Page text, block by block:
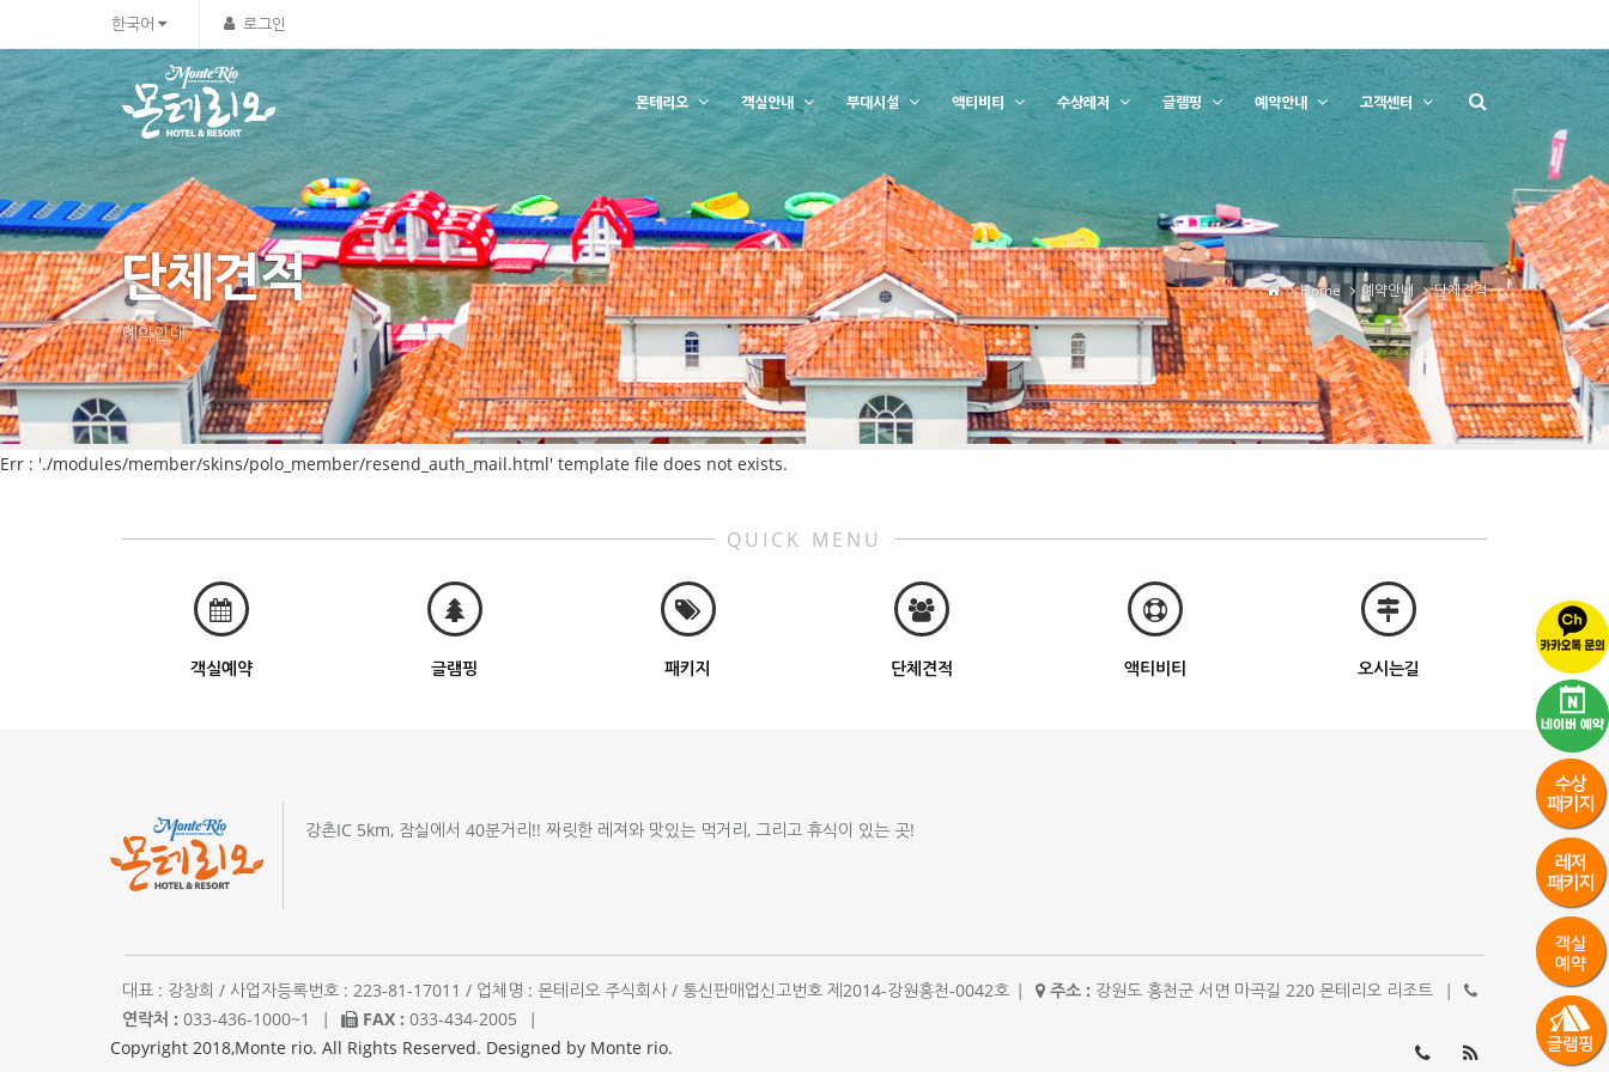
한국어 로그인
몬테리오 객실안내 부대시설 액티비티 수상레저 글램핑 예약안내 고객센터
단체견적
예약안내
Home 예약안내 단체견적
Err : './modules/member/skins/polo_member/resend_auth_mail.html' template file does not exists.
QUICK MENU
객실예약 글램핑 패키지 단체견적 액티비티 오시는길
강촌IC 5km, 잠실에서 40분거리!! 짜릿한 레져와 맛있는 먹거리, 그리고 휴식이 있는 곳!
대표 : 강창희 / 사업자등록번호 : 223-81-17011 / 업체명 : 몬테리오 주식회사 / 통신판매업신고번호 제2014-강원홍천-0042호 | 주소 : 강원도 홍천군 서면 마곡길 220 몬테리오 리조트
|
연락처 : 033-436-1000~1 | FAX : 033-434-2005
|
Copyright 2018,Monte rio. All Rights Reserved. Designed by Monte rio.